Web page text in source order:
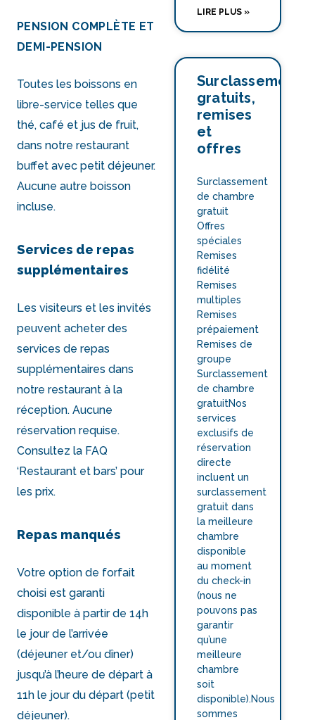
PENSION COMPLÈTE ET
DEMI-PENSION
Toutes les boissons en
libre-service telles que
thé, café et jus de fruit,
dans notre restaurant
buffet avec petit déjeuner.
Aucune autre boisson
incluse.
Services de repas
supplémentaires
Les visiteurs et les invités
peuvent acheter des
services de repas
supplémentaires dans
notre restaurant à la
réception. Aucune
réservation requise.
Consultez la FAQ
‘Restaurant et bars’ pour
les prix.
Repas manqués
Votre option de forfait
choisi est garanti
disponible à partir de 14h
le jour de l’arrivée
(déjeuner et/ou dîner)
jusqu’à l’heure de départ à
11h le jour du départ (petit
déjeuner).
LIRE PLUS »
Surclassements
gratuits,
remises
et
offres
Surclassement
de chambre
gratuit
Offres
spéciales
Remises
fidélité
Remises
multiples
Remises
prépaiement
Remises de
groupe
Surclassement
de chambre
gratuitNos
services
exclusifs de
réservation
directe
incluent un
surclassement
gratuit dans
la meilleure
chambre
disponible
au moment
du check-in
(nous ne
pouvons pas
garantir
qu’une
meilleure
chambre
soit
disponible).Nous
sommes